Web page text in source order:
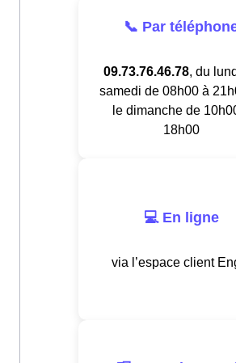
📞 Par
09.73.76.46.78, du
samedi de 08h00 à
le dimanche de
18h00
💻 En ligne
via l’espace client